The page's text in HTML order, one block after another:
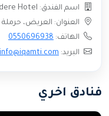
اسم الفندق: Belvedere Hotel فندق بيلفيديري طمأنينة سابقا
العنوان: العريض، حرملة
الهاتف: 0550696938
البريد: info@iqamti.com
فنادق اخري